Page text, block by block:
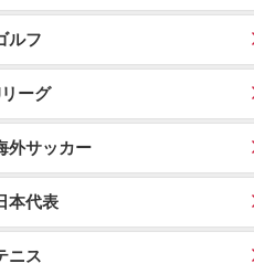
ルフ
ーグ
外サッカー
本代表
ニス